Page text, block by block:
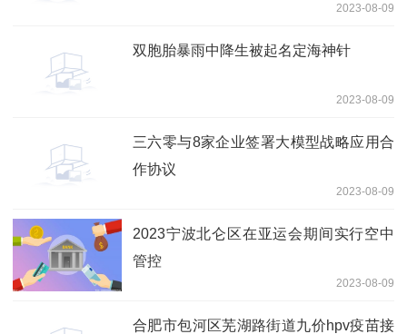
2023-08-09
双胞胎暴雨中降生被起名定海神针
2023-08-09
三六零与8家企业签署大模型战略应用合
作协议
2023-08-09
2023宁波北仑区在亚运会期间实行空中
管控
2023-08-09
合肥市包河区芜湖路街道九价hpv疫苗接